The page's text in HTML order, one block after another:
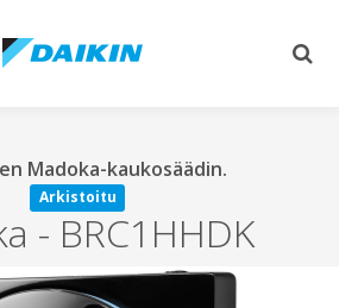
Madoka-kaukosäädin.
Arkistoitu
- BRC1HHDK